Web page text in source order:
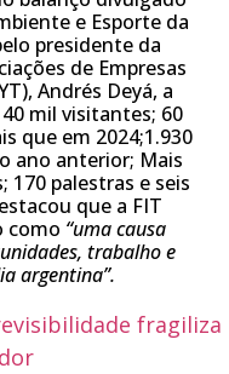
e Esporte da
presidente da
de Empresas
Andrés Deyá, a
mil visitantes; 60
que em 2024;1.930
ano anterior; Mais
170 palestras e seis
que a FIT
como “uma causa
trabalho e
argentina”.